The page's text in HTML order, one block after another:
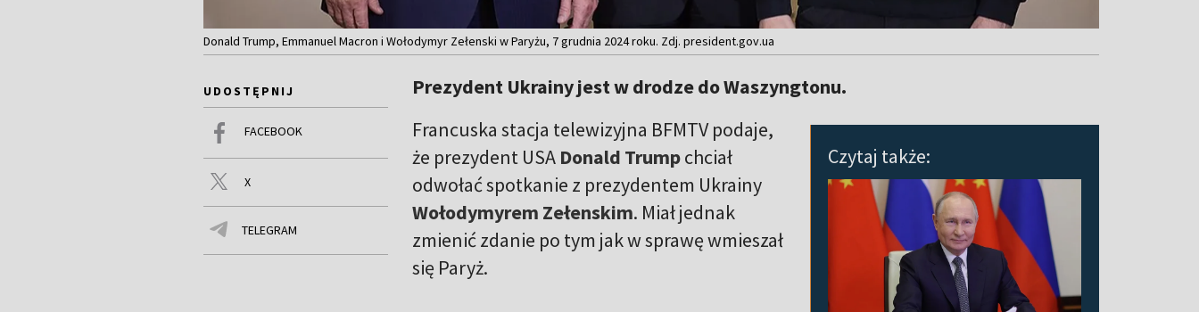
Donald Trump, Emmanuel Macron i Wołodymyr Zełenski w Paryżu, 7 grudnia 2024 roku. Zdj. president.gov.ua
UDOSTĘPNIJ
FACEBOOK
X
TELEGRAM
Prezydent Ukrainy jest w drodze do Waszyngtonu.
Czytaj także:
Francuska stacja telewizyjna BFMTV podaje,
że prezydent USA Donald Trumpchciał
odwołać spotkanie z prezydentem Ukrainy
Wołodymyrem Zełenskim. Miał jednak
zmienić zdanie po tym jak w sprawę wmieszał
się Paryż.